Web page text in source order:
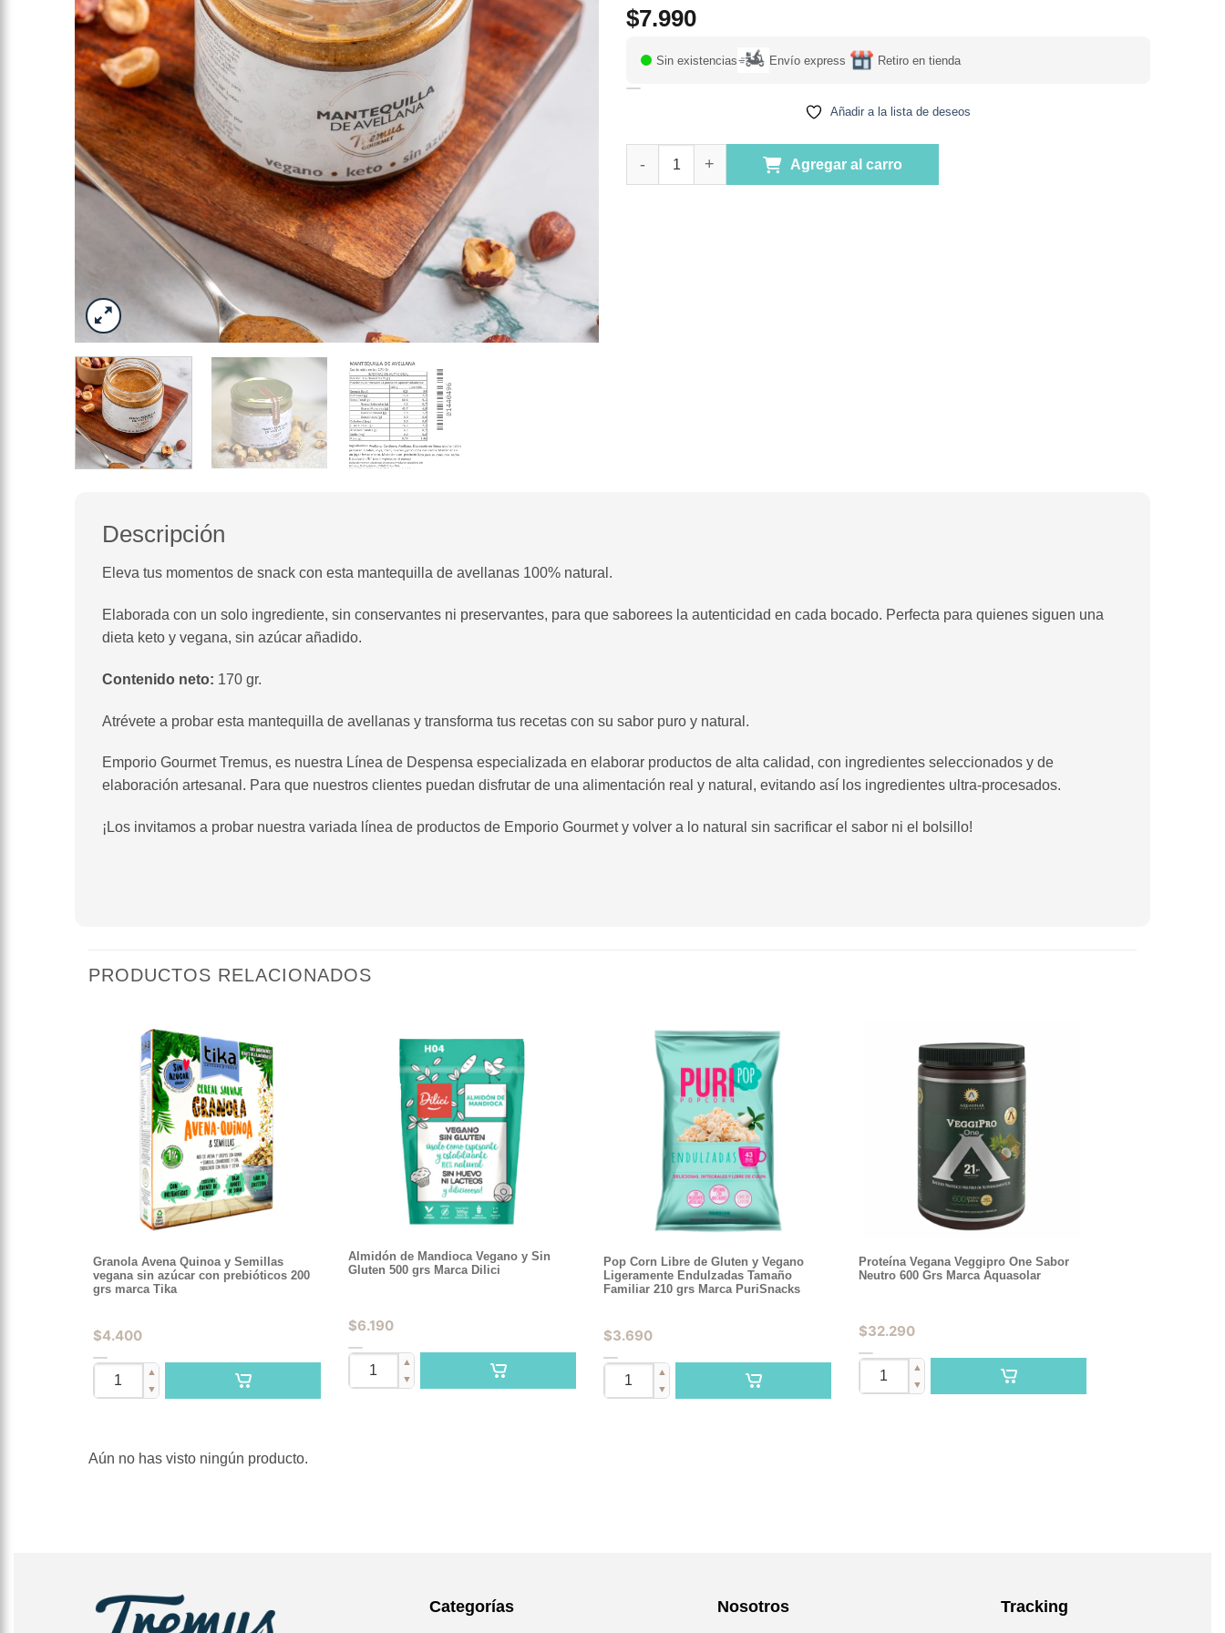
$7.990
Sin existencias Envío express Retiro en tienda
Añadir a la lista de deseos
Agregar al carro
Descripción
Eleva tus momentos de snack con esta mantequilla de avellanas 100% natural.
Elaborada con un solo ingrediente, sin conservantes ni preservantes, para que saborees la autenticidad en cada bocado. Perfecta para quienes siguen una
dieta keto y vegana, sin azúcar añadido.
Contenido neto: 170 gr.
Atrévete a probar esta mantequilla de avellanas y transforma tus recetas con su sabor puro y natural.
Emporio Gourmet Tremus, es nuestra Línea de Despensa especializada en elaborar productos de alta calidad, con ingredientes seleccionados y de
elaboración artesanal. Para que nuestros clientes puedan disfrutar de una alimentación real y natural, evitando así los ingredientes ultra-procesados.
¡Los invitamos a probar nuestra variada línea de productos de Emporio Gourmet y volver a lo natural sin sacrificar el sabor ni el bolsillo!
PRODUCTOS RELACIONADOS
Granola Avena Quinoa y Semillas
vegana sin azúcar con prebióticos 200
grs marca Tika
$4.400
▲
▼
Almidón de Mandioca Vegano y Sin
Gluten 500 grs Marca Dilici
$6.190
▲
▼
Pop Corn Libre de Gluten y Vegano
Ligeramente Endulzadas Tamaño
Familiar 210 grs Marca PuriSnacks
$3.690
▲
▼
Proteína Vegana Veggipro One Sabor
Neutro 600 Grs Marca Aquasolar
$32.290
▲
▼
Aún no has visto ningún producto.
Categorías Nosotros Tracking